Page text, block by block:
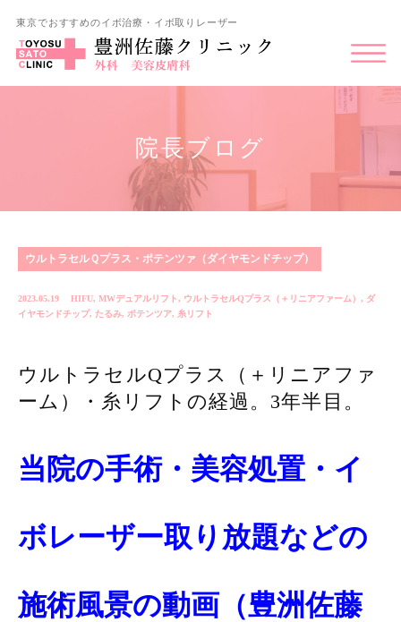
東京でおすすめのイボ治療・イボ取りレーザー
院長ブログ
ウルトラセルＱプラス・ポテンツァ（ダイヤモンドチップ）
2023.05.19 HIFU, MWデュアルリフト, ウルトラセルQプラス（＋リニアファーム） , ダ
イヤモンドチップ, たるみ, ポテンツア, 糸リフト
ウルトラセルQプラス（＋リニアファ
ーム）・糸リフトの経過。3年半目。
当院の手術・美容処置・イ
ボレーザー取り放題などの
施術風景の動画（豊洲佐藤